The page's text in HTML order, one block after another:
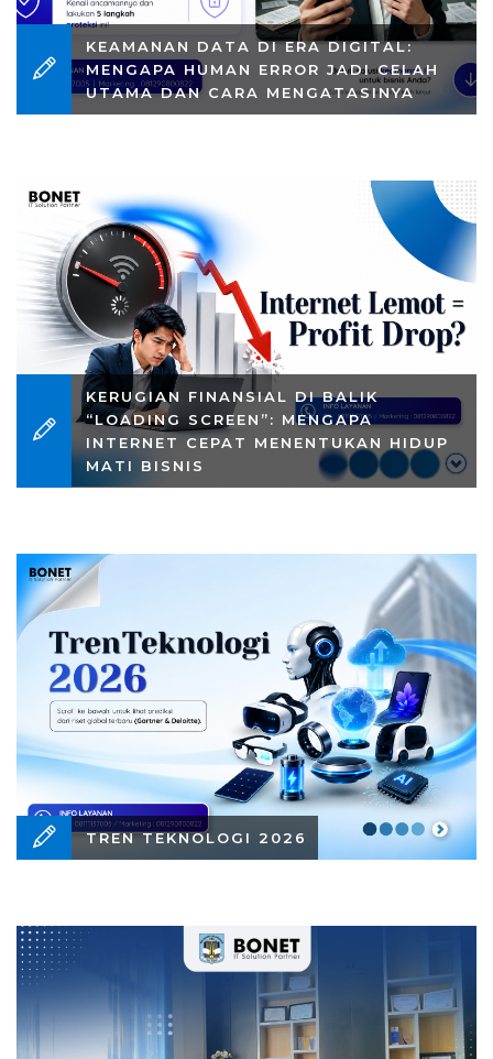
KEAMANAN DATA DI ERA DIGITAL:
MENGAPA HUMAN ERROR JADI CELAH
UTAMA DAN CARA MENGATASINYA
KERUGIAN FINANSIAL DI BALIK
“LOADING SCREEN”: MENGAPA
INTERNET CEPAT MENENTUKAN HIDUP
MATI BISNIS
TREN TEKNOLOGI 2026